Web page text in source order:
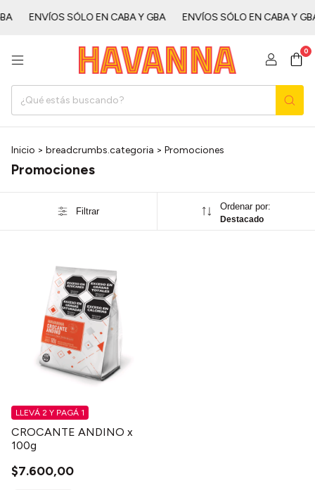
ENVÍOS SÓLO EN CABA Y GBAㅤㅤㅤㅤㅤ ENVÍOS SÓLO EN CABA Y GBAㅤㅤㅤㅤㅤ
0
Inicio > breadcrumbs.categoria > Promociones
Promociones
Filtrar Ordenar por:
Destacado
CROCANTE ANDINO x
100g
$7.600,00
LLEVÁ 2 Y PAGÁ 1